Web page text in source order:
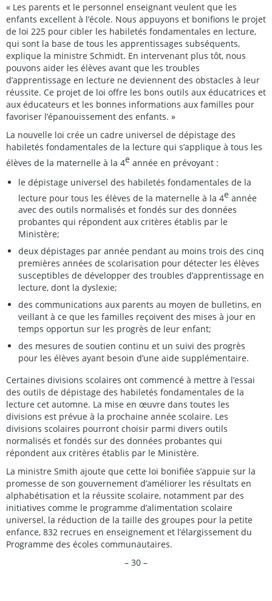
« Les parents et le personnel enseignant veulent que les
enfants excellent à l’école. Nous appuyons et bonifions le projet
de loi 225 pour cibler les habiletés fondamentales en lecture,
qui sont la base de tous les apprentissages subséquents,
explique la ministre Schmidt. En intervenant plus tôt, nous
pouvons aider les élèves avant que les troubles
d’apprentissage en lecture ne deviennent des obstacles à leur
réussite. Ce projet de loi offre les bons outils aux éducatrices et
aux éducateurs et les bonnes informations aux familles pour
favoriser l’épanouissement des enfants. »
La nouvelle loi crée un cadre universel de dépistage des
habiletés fondamentales de la lecture qui s’applique à tous les
élèves de la maternelle à la 4e année en prévoyant :
le dépistage universel des habiletés fondamentales de la
lecture pour tous les élèves de la maternelle à la 4e année
avec des outils normalisés et fondés sur des données
probantes qui répondent aux critères établis par le
Ministère;
deux dépistages par année pendant au moins trois des cinq
premières années de scolarisation pour détecter les élèves
susceptibles de développer des troubles d’apprentissage en
lecture, dont la dyslexie;
des communications aux parents au moyen de bulletins, en
veillant à ce que les familles reçoivent des mises à jour en
temps opportun sur les progrès de leur enfant;
des mesures de soutien continu et un suivi des progrès
pour les élèves ayant besoin d’une aide supplémentaire.
Certaines divisions scolaires ont commencé à mettre à l’essai
des outils de dépistage des habiletés fondamentales de la
lecture cet automne. La mise en œuvre dans toutes les
divisions est prévue à la prochaine année scolaire. Les
divisions scolaires pourront choisir parmi divers outils
normalisés et fondés sur des données probantes qui
répondent aux critères établis par le Ministère.
La ministre Smith ajoute que cette loi bonifiée s’appuie sur la
promesse de son gouvernement d’améliorer les résultats en
alphabétisation et la réussite scolaire, notamment par des
initiatives comme le programme d’alimentation scolaire
universel, la réduction de la taille des groupes pour la petite
enfance, 832 recrues en enseignement et l’élargissement du
Programme des écoles communautaires.
– 30 –